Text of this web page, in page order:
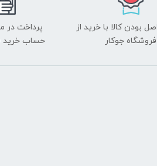
بودن کالا با خرید از
فروشگاه جوکار
پرداخت در
حساب خرید